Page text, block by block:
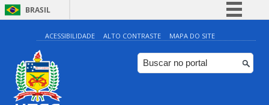
BRASIL
Simplifique!
Comunica BR
Participe
ACESSIBILIDADE ALTO CONTRASTE MAPA DO SITE
0:00